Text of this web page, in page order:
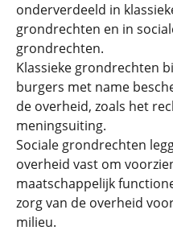
onderverdeeld in
grondrechten en in
grondrechten.
Klassieke grondrechten
burgers met name
de overheid, zoals het
meningsuiting.
Sociale grondrechten
overheid vast om
maatschappelijk
zorg van de overheid
milieu.